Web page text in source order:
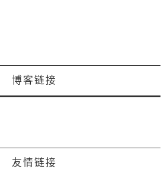
博客链接
友情链接